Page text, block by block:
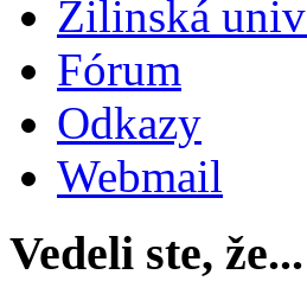
Žilinská
Fórum
Odkazy
Webmail
Vedeli ste, že...